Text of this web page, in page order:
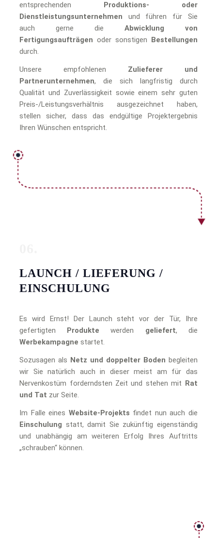
entsprechenden Produktions- oder
Dienstleistungsunternehmen und führen für Sie
auch gerne die Abwicklung von
Fertigungsaufträgen oder sonstigen Bestellungen
durch.
Unsere empfohlenen Zulieferer und
Partnerunternehmen, die sich langfristig durch
Qualität und Zuverlässigkeit sowie einem sehr guten
Preis-/Leistungsverhältnis ausgezeichnet haben,
stellen sicher, dass das endgültige Projektergebnis
Ihren Wünschen entspricht.
LAUNCH / LIEFERUNG /
EINSCHULUNG
Es wird Ernst! Der Launch steht vor der Tür, Ihre
gefertigten Produkte werden geliefert, die
Werbekampagne startet.
Sozusagen als Netz und doppelter Boden begleiten
wir Sie natürlich auch in dieser meist am für das
Nervenkostüm forderndsten Zeit und stehen mit Rat
und Tat zur Seite.
Im Falle eines Website-Projekts findet nun auch die
Einschulung statt, damit Sie zukünftig eigenständig
und unabhängig am weiteren Erfolg Ihres Auftritts
„schrauben“ können.